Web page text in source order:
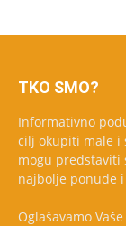
TKO SMO?
Informativno
cilj okupiti male i
mogu predstaviti
najbolje ponude i
Oglašavamo